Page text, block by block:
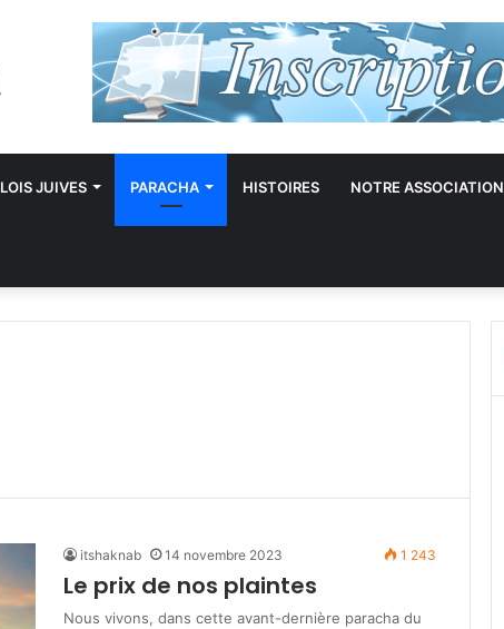
LOIS JUIVES PARACHA HISTOIRES NOTRE ASSOCIATION
itshaknab 14 novembre 2023 1 243
Le prix de nos plaintes
Nous vivons, dans cette avant-dernière paracha du